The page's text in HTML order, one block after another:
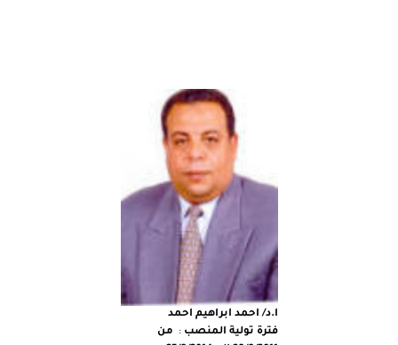
ا.د/ احمد ابراهيم احمد
فترة تولية المنصب :
من